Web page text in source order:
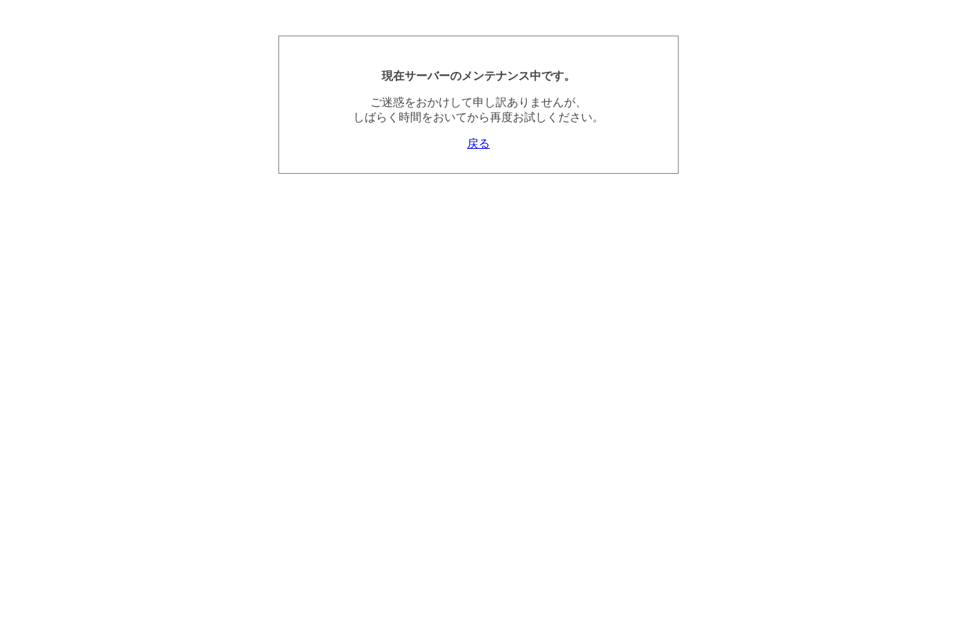
現在サーバーのメンテナンス中です。
ご迷惑をおかけして申し訳ありませんが、
しばらく時間をおいてから再度お試しください。
戻る